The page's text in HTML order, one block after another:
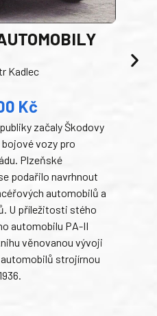
Kadlec
Kč
začaly Škodovy
vozy pro
Plzeňské
podařilo navrhnout
automobilů a
U příležitosti stého
automobilu PA-II
věnovanou vývoji
strojírnou